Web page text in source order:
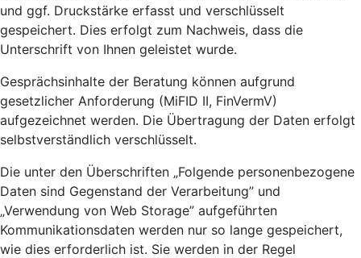
und ggf. Druckstärke erfasst und verschlüsselt
gespeichert. Dies erfolgt zum Nachweis, dass die
Unterschrift von Ihnen geleistet wurde.
Gesprächsinhalte der Beratung können aufgrund
gesetzlicher Anforderung (MiFID II, FinVermV)
aufgezeichnet werden. Die Übertragung der Daten erfolgt
selbstverständlich verschlüsselt.
Die unter den Überschriften „Folgende personenbezogene
Daten sind Gegenstand der Verarbeitung” und
„Verwendung von Web Storage” aufgeführten
Kommunikationsdaten werden nur so lange gespeichert,
wie dies erforderlich ist. Sie werden in der Regel